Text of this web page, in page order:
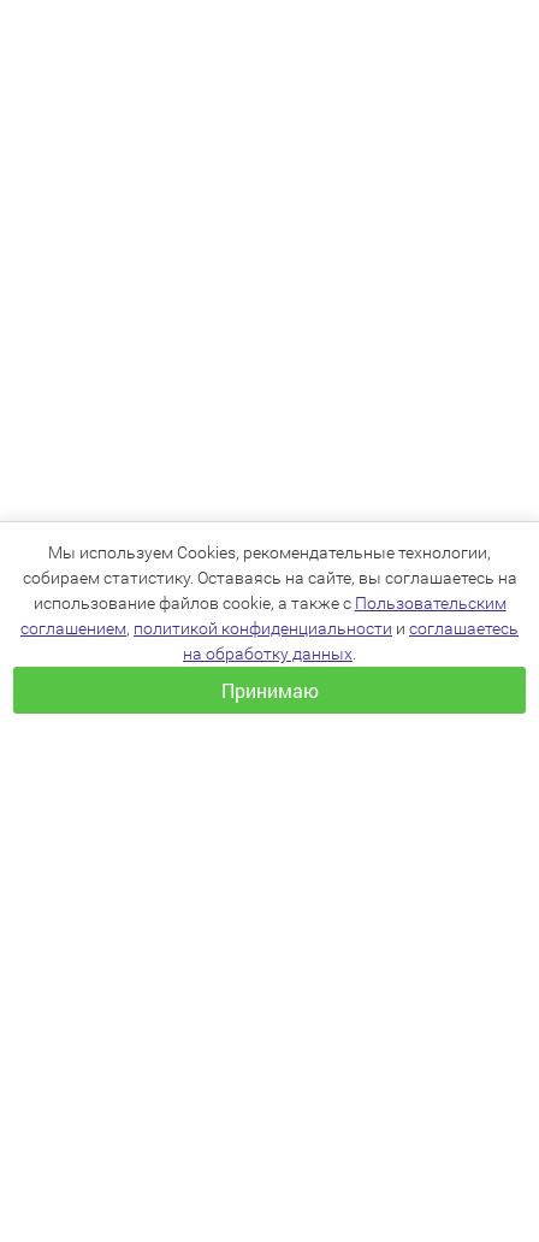
Мы используем Cookies, рекомендательные технологии,
собираем статистику. Оставаясь на сайте, вы соглашаетесь на
использование файлов cookie, а также с Пользовательским
соглашением, политикой конфиденциальности и соглашаетесь
на обработку данных
Принимаю